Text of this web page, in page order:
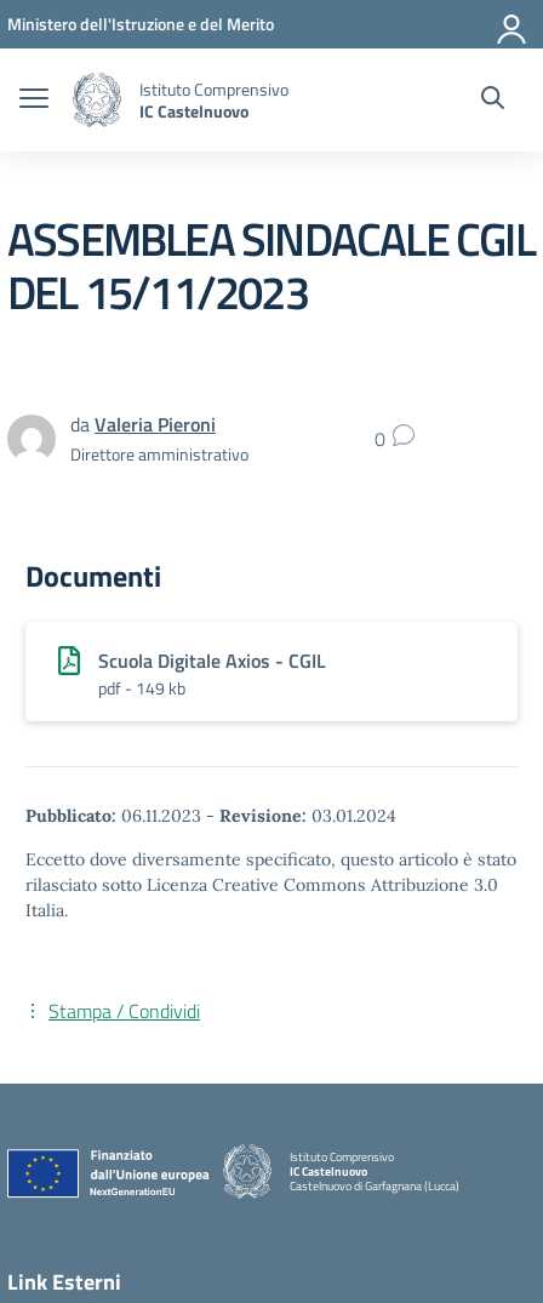
Vai ai contenuti
Vai al menu di navigazione
Vai al footer
Ministero dell'Istruzione e del Merito
Istituto Comprensivo
IC Castelnuovo
ASSEMBLEA SINDACALE CGIL
DEL 15/11/2023
daValeria Pieroni
Direttore amministrativo 0
Documenti
Scuola Digitale Axios - CGIL
pdf - 149 kb
Pubblicato: 06.11.2023 - Revisione: 03.01.2024
Eccetto dove diversamente specificato, questo articolo è stato
rilasciato sotto Licenza Creative Commons Attribuzione 3.0
Italia.
Stampa / Condividi
Istituto Comprensivo
IC Castelnuovo
Castelnuovo di Garfagnana (Lucca)
Link Esterni